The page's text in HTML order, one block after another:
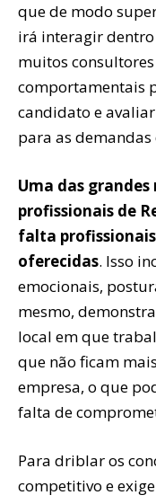
que de modo
irá interagir dentro
muitos
comportamentais
candidato e
para as demandas
Uma das
profissionais de
falta
oferecidas. Isso
emocionais,
mesmo,
local em que
que não ficam
empresa, o que
falta de
Para driblar os
competitivo e